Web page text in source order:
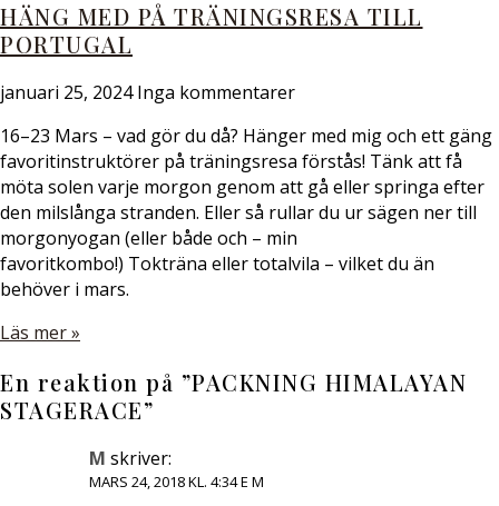
HÄNG MED PÅ TRÄNINGSRESA TILL
PORTUGAL
januari 25, 2024Inga kommentarer
16–23 Mars – vad gör du då? Hänger med mig och ett gäng
favoritinstruktörer på träningsresa förstås! Tänk att få
möta solen varje morgon genom att gå eller springa efter
den milslånga stranden. Eller så rullar du ur sägen ner till
morgonyogan (eller både och – min
favoritkombo!) Tokträna eller totalvila – vilket du än
behöver i mars.
Läs mer »
En reaktion på ”PACKNING HIMALAYAN
STAGERACE”
M skriver:
MARS 24, 2018 KL. 4:34 E M